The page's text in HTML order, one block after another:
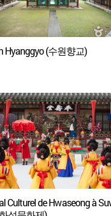
Hyanggyo (수원향교)
Culturel de Hwaseong à